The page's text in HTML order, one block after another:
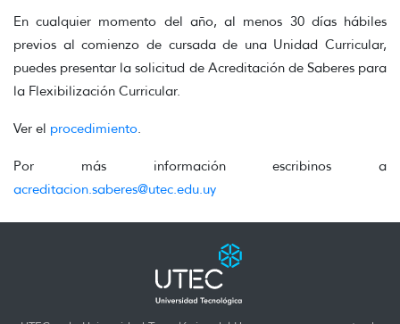
En cualquier momento del año, al menos 30 días hábiles
previos al comienzo de cursada de una Unidad Curricular,
puedes presentar la solicitud de Acreditación de Saberes para
la Flexibilización Curricular.
Ver el procedimiento.
Por más información escribinos a
acreditacion.saberes@utec.edu.uy